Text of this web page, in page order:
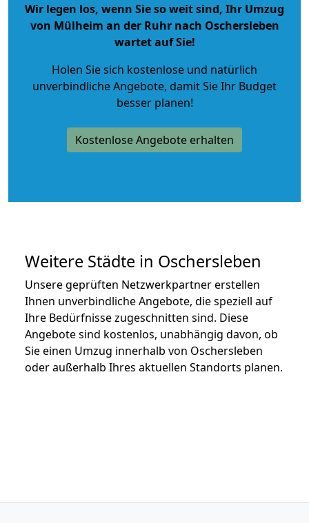
Wir legen los, wenn Sie so weit sind, Ihr Umzug
von Mülheim an der Ruhr nach Oschersleben
wartet auf Sie!
Holen Sie sich kostenlose und natürlich
unverbindliche Angebote, damit Sie Ihr Budget
besser planen!
Kostenlose Angebote erhalten
Weitere Städte in Oschersleben
Unsere geprüften Netzwerkpartner erstellen
Ihnen unverbindliche Angebote, die speziell auf
Ihre Bedürfnisse zugeschnitten sind. Diese
Angebote sind kostenlos, unabhängig davon, ob
Sie einen Umzug innerhalb von Oschersleben
oder außerhalb Ihres aktuellen Standorts planen.